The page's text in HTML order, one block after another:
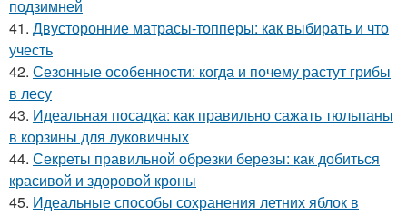
подзимней
41. Двусторонние матрасы-топперы: как выбирать и что
учесть
42. Сезонные особенности: когда и почему растут грибы
в лесу
43. Идеальная посадка: как правильно сажать тюльпаны
в корзины для луковичных
44. Секреты правильной обрезки березы: как добиться
красивой и здоровой кроны
45. Идеальные способы сохранения летних яблок в